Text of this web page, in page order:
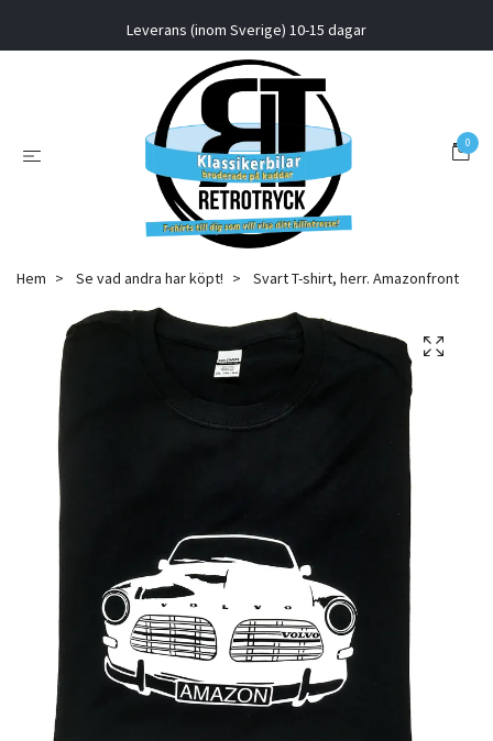
Leverans (inom Sverige) 10-15 dagar
0
Hem Se vad andra har köpt! Svart T-shirt, herr. Amazonfront